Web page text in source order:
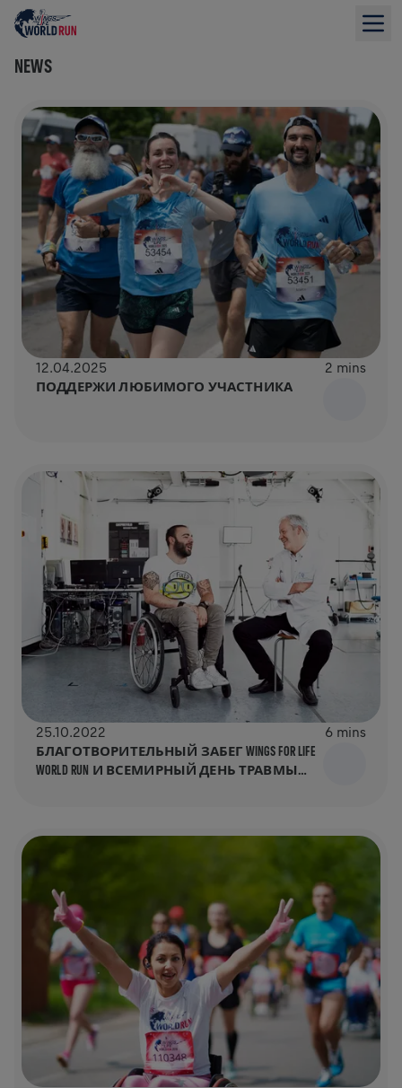
NEWS
12.04.2025 2 mins
ПОДДЕРЖИ ЛЮБИМОГО УЧАСТНИКА
25.10.2022 6 mins
БЛАГОТВОРИТЕЛЬНЫЙ ЗАБЕГ WINGS FOR LIFE
WORLD RUN И ВСЕМИРНЫЙ ДЕНЬ ТРАВМЫ